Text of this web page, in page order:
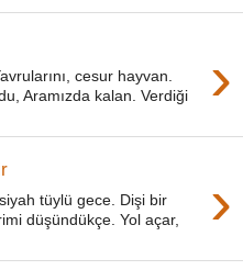
›
cesur hayvan.
Aramızda kalan. Verdiği
›
tüylü gece. Dişi bir
düşündükçe. Yol açar,